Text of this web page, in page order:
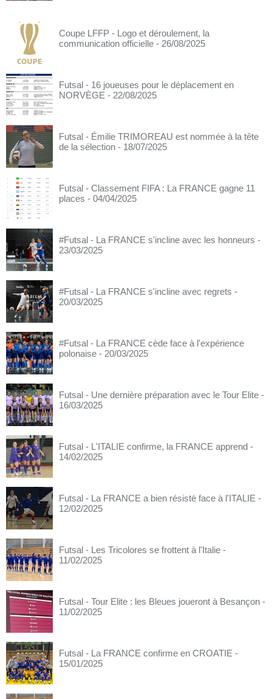
Coupe LFFP - Logo et déroulement, la
communication officielle - 26/08/2025
Futsal - 16 joueuses pour le déplacement en
NORVÈGE - 22/08/2025
Futsal - Émilie TRIMOREAU est nommée à la tête
de la sélection - 18/07/2025
Futsal - Classement FIFA : La FRANCE gagne 11
places - 04/04/2025
#Futsal - La FRANCE s'incline avec les honneurs -
23/03/2025
#Futsal - La FRANCE s'incline avec regrets -
20/03/2025
#Futsal - La FRANCE cède face à l'expérience
polonaise - 20/03/2025
Futsal - Une dernière préparation avec le Tour Elite -
16/03/2025
Futsal - L'ITALIE confirme, la FRANCE apprend -
14/02/2025
Futsal - La FRANCE a bien résisté face à l'ITALIE -
12/02/2025
Futsal - Les Tricolores se frottent à l'Italie -
11/02/2025
Futsal - Tour Elite : les Bleues joueront à Besançon -
11/02/2025
Futsal - La FRANCE confirme en CROATIE -
15/01/2025